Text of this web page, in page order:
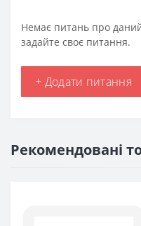
Немає питань про
задайте своє питання.
+ Додати питання
Рекомендовані